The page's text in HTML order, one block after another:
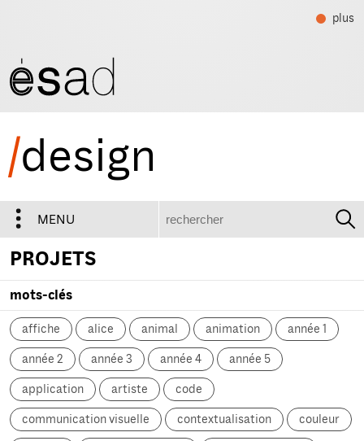
plus
/design
MENU
PROJETS
mots-clés
affiche alice animal animation année 1
année 2 année 3 année 4 année 5
application artiste code
communication visuelle contextualisation couleur